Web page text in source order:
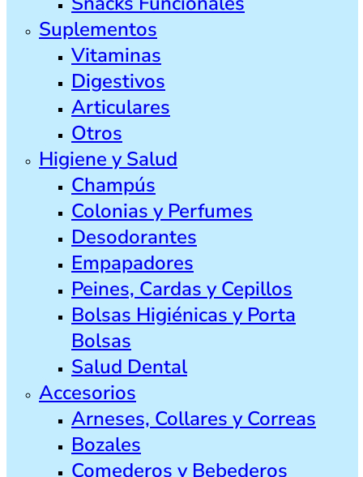
Suplementos
Vitaminas
Digestivos
Articulares
Otros
Higiene y Salud
Champús
Colonias y Perfumes
Desodorantes
Empapadores
Peines, Cardas y Cepillos
Bolsas Higiénicas y Porta
Bolsas
Salud Dental
Accesorios
Arneses, Collares y Correas
Bozales
Comederos y Bebederos